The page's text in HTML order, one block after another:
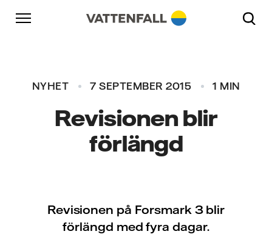
Skip to content
Gå till huvudnavigeringen
Gå till sidfoten
NYHET 7 SEPTEMBER 2015 1 MIN
Revisionen blir
förlängd
Revisionen på Forsmark 3 blir
förlängd med fyra dagar.
Gå till huvudnavigeringen